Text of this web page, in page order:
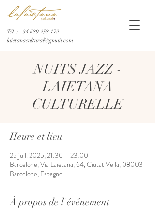
Tél. : +34 689 458 179
laietanacultural@gmail.com
NUITS JAZZ -
LAIETANA
CULTURELLE
Heure et lieu
25 juil. 2025, 21:30 – 23:00
Barcelone, Via Laietana, 64, Ciutat Vella, 08003
Barcelone, Espagne
À propos de l'événement